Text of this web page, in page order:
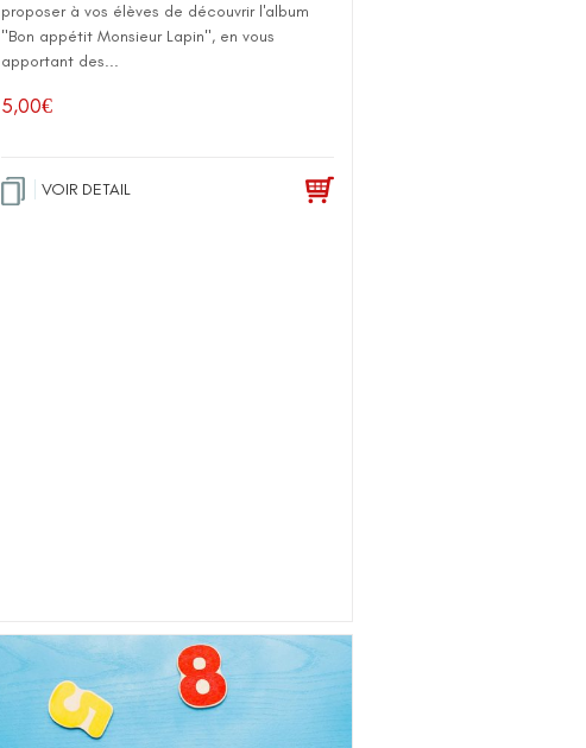
proposer à vos élèves de découvrir l'album
"Bon appétit Monsieur Lapin", en vous
apportant des...
5,00€
VOIR DETAIL